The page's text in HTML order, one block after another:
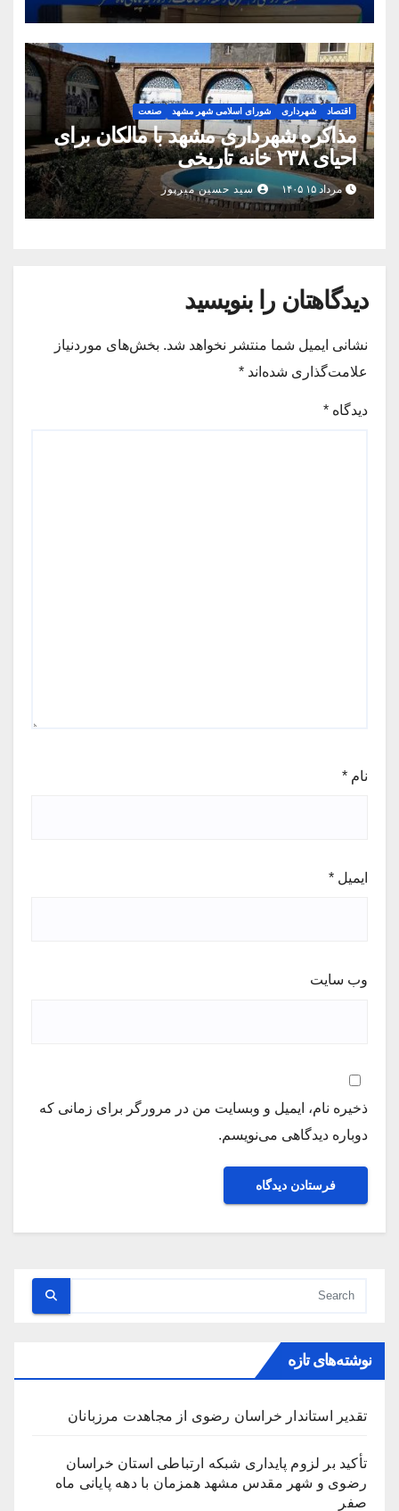
اقتصاد شهرداری شورای اسلامی شهر مشهد صنعت
مذاکره شهرداری مشهد با مالکان برای
احیای ۲۳۸ خانه تاریخی
مرداد ۱۵ ۱۴۰۵ سید حسین میرپور
دیدگاهتان را بنویسید
نشانی ایمیل شما منتشر نخواهد شد. بخش‌های موردنیاز
علامت‌گذاری شده‌اند *
دیدگاه *
نام *
ایمیل *
وب‌ سایت
ذخیره نام، ایمیل و وبسایت من در مرورگر برای زمانی که
دوباره دیدگاهی می‌نویسم.
نوشته‌های تازه
تقدیر استاندار خراسان رضوی از مجاهدت مرزبانان
تأکید بر لزوم پایداری شبکه ارتباطی استان خراسان
رضوی و شهر مقدس مشهد همزمان با دهه پایانی ماه
صفر